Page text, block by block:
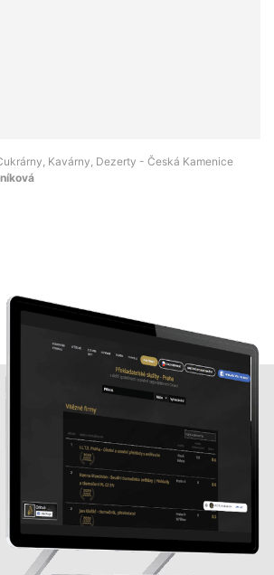
Kavárny, Dezerty - Česká Kamenice